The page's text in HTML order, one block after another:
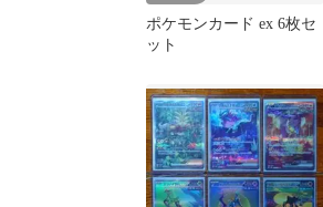
ポケモンカード ex 6枚セ
ット